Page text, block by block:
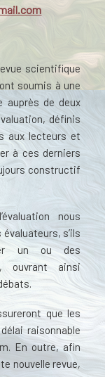
scientifique
soumis à une
auprès de deux
définis
aux lecteurs et
à ces derniers
constructif
nous
s’ils
un ou des
ouvrant ainsi
que les
raisonnable
En outre, afin
nouvelle revue,